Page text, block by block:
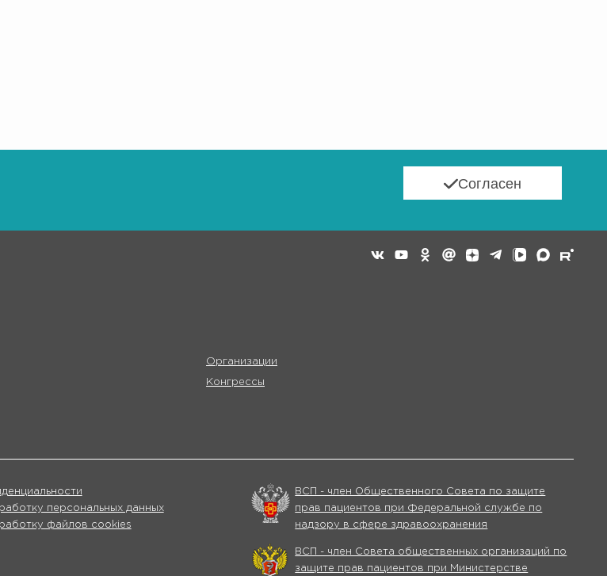
Согласен
Организации
Конгрессы
персональных данных
файлов cookies
ВСП - член Общественного Совета по защите
прав пациентов при Федеральной службе по
надзору в сфере здравоохранения
ВСП - член Совета общественных организаций по
защите прав пациентов при Министерстве